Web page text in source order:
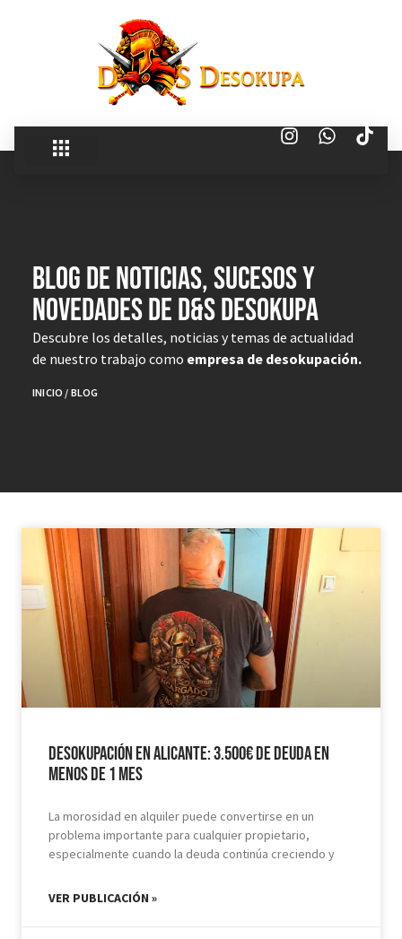
blog de noticias, Sucesos y
novedades de d&S Desokupa
Descubre los detalles, noticias y temas de actualidad
de nuestro trabajo como empresa de desokupación.
INICIO / BLOG
Desokupación en Alicante: 3.500€ de Deuda en
Menos de 1 mes
La morosidad en alquiler puede convertirse en un
problema importante para cualquier propietario,
especialmente cuando la deuda continúa creciendo y
VER PUBLICACIÓN »